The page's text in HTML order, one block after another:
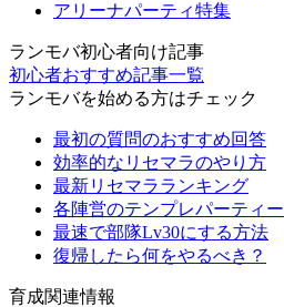
アリーナパーティ特集
ランモバ初心者向け記事
初心者おすすめ記事一覧
ランモバを始める方はチェック
最初の質問のおすすめ回答
効率的なリセマラのやり方
最新リセマラランキング
各陣営のテンプレパーティー
最速で部隊Lv30にする方法
復帰したら何をやるべき？
育成関連情報